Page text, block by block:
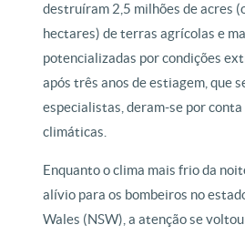
destruíram 2,5 milhões de acres
hectares) de terras agrícolas e
potencializadas por condições
após três anos de estiagem, que
especialistas, deram-se por conta
climáticas.
Enquanto o clima mais frio da
alívio para os bombeiros no
Wales (NSW), a atenção se